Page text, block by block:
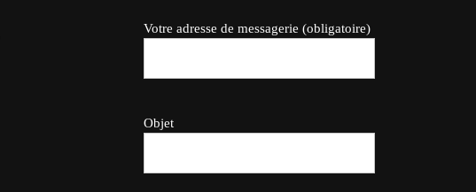
Votre adresse de messagerie (obligatoire)
Objet